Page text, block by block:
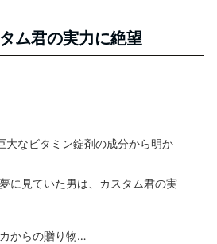
ム君の実力に絶望
大なビタミン錠剤の成分から明か
に見ていた男は、カスタム君の実
からの贈り物…